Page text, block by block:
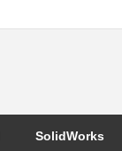
SolidWorks